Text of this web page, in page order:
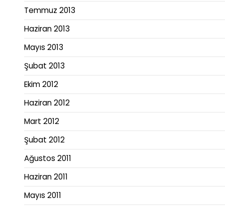
Temmuz 2013
Haziran 2013
Mayıs 2013
Şubat 2013
Ekim 2012
Haziran 2012
Mart 2012
Şubat 2012
Ağustos 2011
Haziran 2011
Mayıs 2011